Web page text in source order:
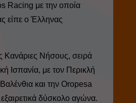
Racing με την οποία
είπε ο Έλληνας
Κανάριες Νήσους, σειρά
Ισπανία, με τον Περικλή
Βαλένθια και την Oropesa
δύσκολο αγώνα.